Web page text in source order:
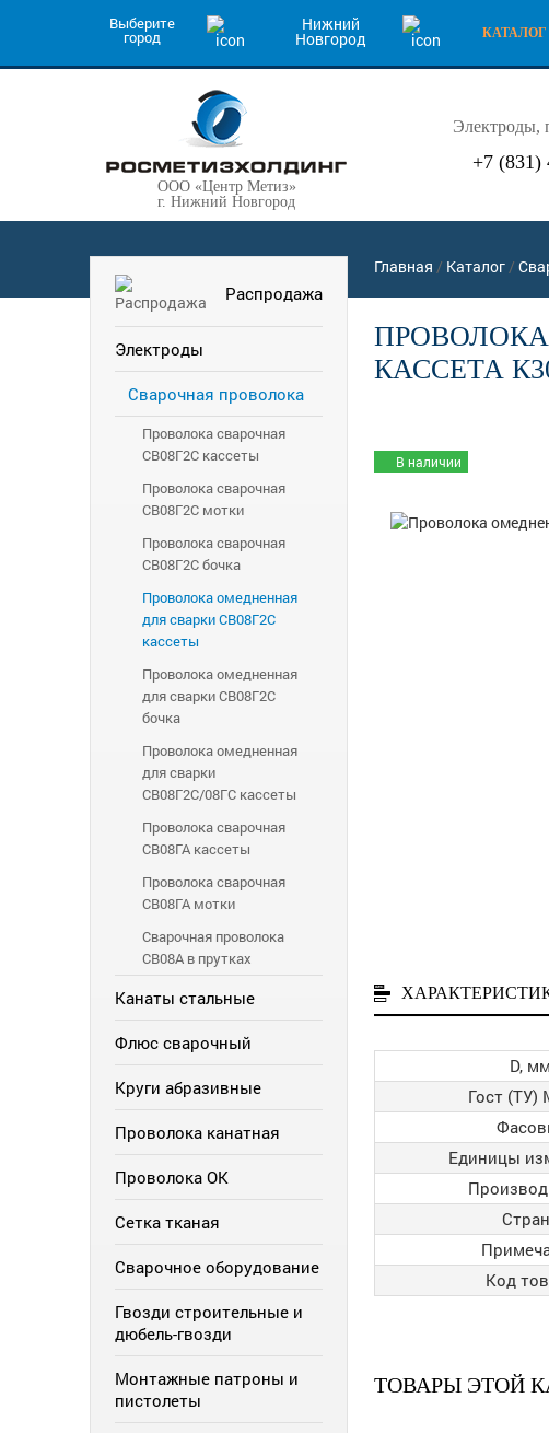
Выберите
город
Нижний
Новгород КАТАЛОГ
ООО «Центр Метиз»
г. Нижний Новгород
Электроды,
+7 (831)
Распродажа
Электроды
Сварочная проволока
Проволока сварочная
СВ08Г2С кассеты
Проволока сварочная
СВ08Г2С мотки
Проволока сварочная
СВ08Г2С бочка
Проволока омедненная
для сварки СВ08Г2С
кассеты
Проволока омедненная
для сварки СВ08Г2С
бочка
Проволока омедненная
для сварки
СВ08Г2С/08ГС кассеты
Проволока сварочная
СВ08ГА кассеты
Проволока сварочная
СВ08ГА мотки
Сварочная проволока
СВ08А в прутках
Канаты стальные
Флюс сварочный
Круги абразивные
Проволока канатная
Проволока ОК
Сетка тканая
Сварочное оборудование
Гвозди строительные и
дюбель-гвозди
Монтажные патроны и
пистолеты
Главная / Каталог /
ПРОВОЛОКА
КАССЕТА
В наличии
D,
Гост (ТУ)
Единицы
Код
ТОВАРЫ ЭТОЙ